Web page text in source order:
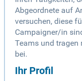
Abgeordnete auf
versuchen, diese
Campaigner/in
Teams und tragen
bei.
Ihr Profil